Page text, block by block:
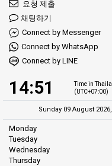
요청 제출
채팅하기
Connect by Messenger
Connect by WhatsApp
Connect by LINE
14:51
Time in
(UTC+07:00)
Sunday 09 August
Monday
Tuesday
Wednesday
Thursday